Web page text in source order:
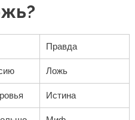
Правда
Ложь
Истина